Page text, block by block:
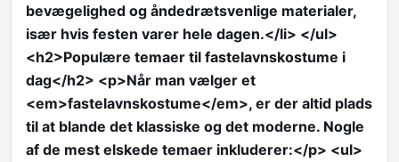
bevægelighed og åndedrætsvenlige materialer,
især hvis festen varer hele dagen.</li> </ul>
<h2>Populære temaer til fastelavnskostume i
dag</h2> <p>Når man vælger et
<em>fastelavnskostume</em>, er der altid plads
til at blande det klassiske og det moderne. Nogle
af de mest elskede temaer inkluderer:</p> <ul>